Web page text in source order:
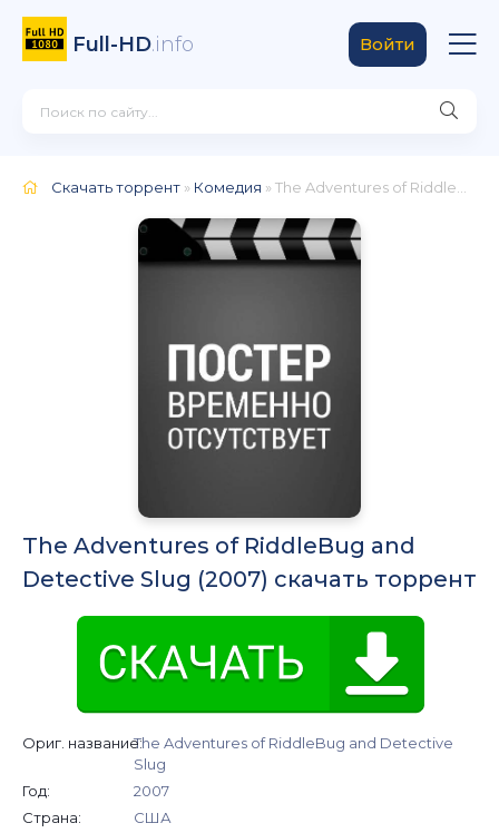
Full-HD.info Войти
Скачать торрент » Комедия » The Adventures of RiddleBug and Detective Slug
The Adventures of RiddleBug and
Detective Slug (2007) скачать торрент
Ориг. название:The Adventures of RiddleBug and Detective
Slug
Год:
2007
Страна:
США